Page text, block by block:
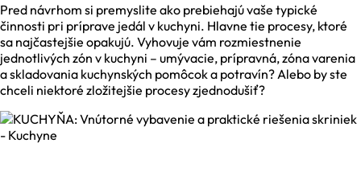
Pred návrhom si premyslite ako prebiehajú vaše typické
činnosti pri príprave jedál v kuchyni. Hlavne tie procesy, ktoré
sa najčastejšie opakujú. Vyhovuje vám rozmiestnenie
jednotlivých zón v kuchyni – umývacie, prípravná, zóna varenia
a skladovania kuchynských pomôcok a potravín? Alebo by ste
chceli niektoré zložitejšie procesy zjednodušiť?